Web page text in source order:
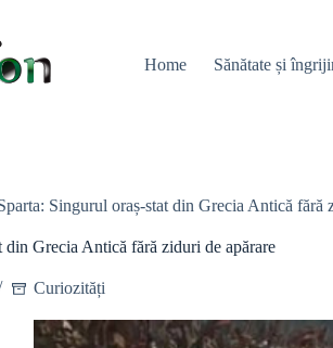
Home
Sănătate și
Singurul oraș-stat din Grecia Antică fără
din Grecia Antică fără ziduri de apărare
Curiozități